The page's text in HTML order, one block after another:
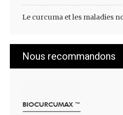
Le curcuma et les maladies
Nous recommandons